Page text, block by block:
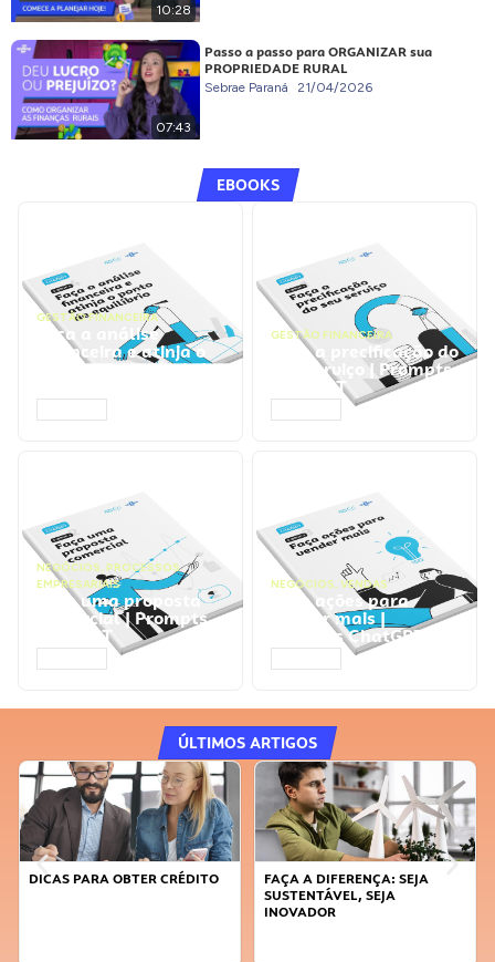
10:28
07:43
Passo a passo para ORGANIZAR sua
PROPRIEDADE RURAL
Sebrae Paraná 21/04/2026
EBOOKS
GESTÃO FINANCEIRA
Faça a análise
financeira e atinja o
ponto de equilíbrio |
GESTÃO FINANCEIRA
Faça a precificação do
seu serviço | Prompts
ChatGPT
NEGÓCIOS, PROCESSOS
EMPRESARIAIS
Faça uma proposta
comercial | Prompts
ChatGPT
NEGÓCIOS, VENDAS
Faça ações para
vender mais |
Prompts ChatGPT
ÚLTIMOS ARTIGOS
DICAS PARA OBTER CRÉDITO
FAÇA A DIFERENÇA: SEJA
SUSTENTÁVEL, SEJA
INOVADOR